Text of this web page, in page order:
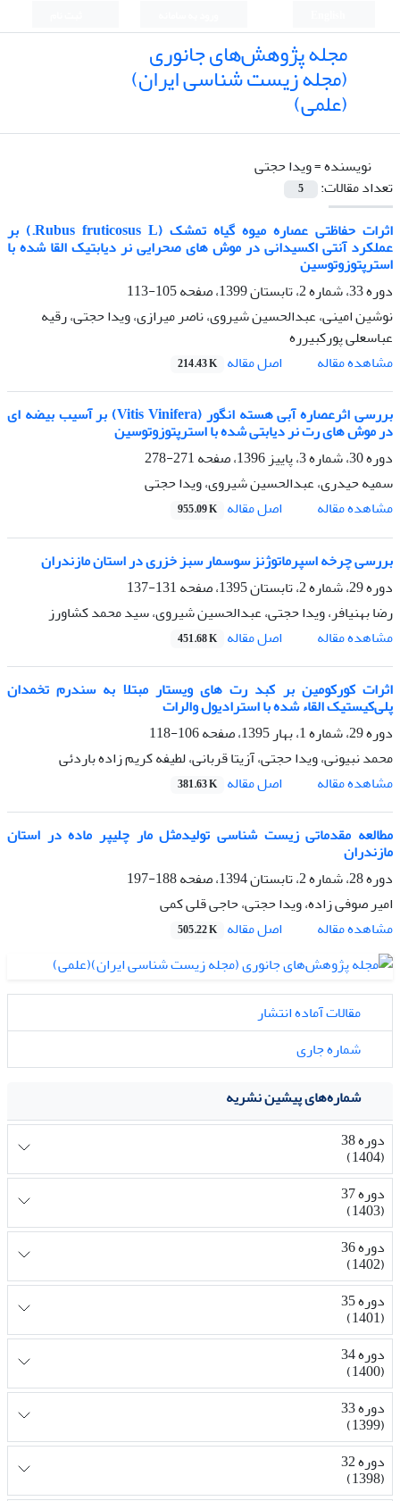
مجله پژوهش‌های جانوری
(مجله زیست شناسی ایران)
(علمی)
نویسنده =ویدا حجتی
تعداد مقالات:
5
اثرات حفاظتی عصاره میوه گیاه تمشک (Rubus fruticosus L.) بر
عملکرد آنتی اکسیدانی در موش های صحرایی نر دیابتیک القا شده با
استرپتوزوتوسین
دوره 33، شماره 2، تابستان 1399، صفحه
105-113
نوشین امینی، عبدالحسین شیروی، ناصر میرازی، ویدا حجتی، رقیه
عباسعلی پورکبیرره
مشاهده مقاله
اصل مقاله 214.43 K
بررسی اثرعصاره آبی هسته انگور (Vitis Vinifera) بر آسیب بیضه ای
در موش های رت نر دیابتی شده با استرپتوزوتوسین
دوره 30، شماره 3، پاییز 1396، صفحه
271-278
سمیه حیدری، عبدالحسین شیروی، ویدا حجتی
مشاهده مقاله
اصل مقاله 955.09 K
بررسی چرخه اسپرماتوژنز سوسمار سبز خزری در استان مازندران
دوره 29، شماره 2، تابستان 1395، صفحه
131-137
رضا بهنیافر، ویدا حجتی، عبدالحسین شیروی، سید محمد کشاورز
مشاهده مقاله
اصل مقاله 451.68 K
اثرات کورکومین بر کبد رت های ویستار مبتلا به سندرم تخمدان
پلی‌کیستیک القاء شده با استرادیول والرات
دوره 29، شماره 1، بهار 1395، صفحه
106-118
محمد نبیونی، ویدا حجتی، آزیتا قربانی، لطیفه کریم زاده باردئی
مشاهده مقاله
اصل مقاله 381.63 K
مطالعه مقدماتی زیست شناسی تولیدمثل مار چلیپر ماده در استان
مازندران
دوره 28، شماره 2، تابستان 1394، صفحه
188-197
امیر صوفی زاده، ویدا حجتی، حاجی قلی کمی
مشاهده مقاله
اصل مقاله 505.22 K
مقالات آماده انتشار
شماره جاری
شماره‌های پیشین نشریه
دوره 38
(1404)
دوره 37
(1403)
دوره 36
(1402)
دوره 35
(1401)
دوره 34
(1400)
دوره 33
(1399)
دوره 32
(1398)